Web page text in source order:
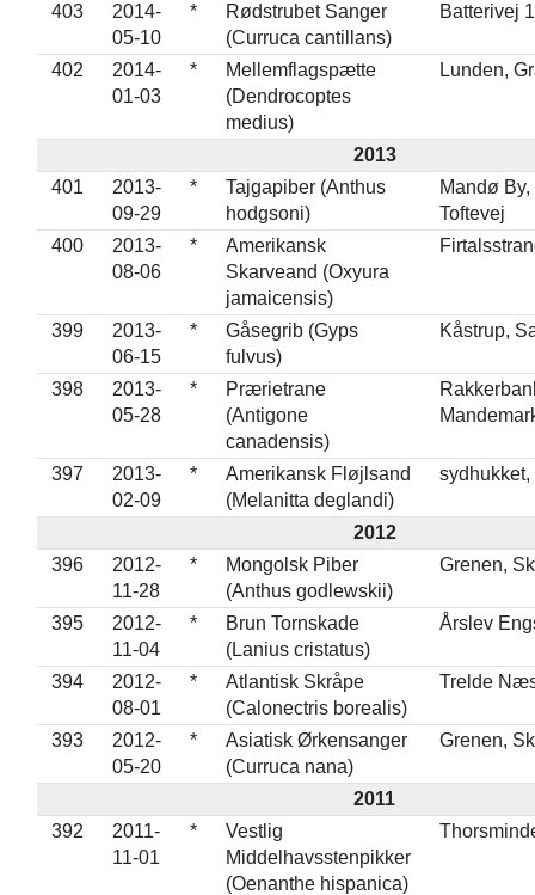
403
2014-
05-10
*
Rødstrubet Sanger
(Curruca cantillans)
Batterivej
402
2014-
01-03
*
Mellemflagspætte
(Dendrocoptes
medius)
Lunden,
2013
401
2013-
09-29
*
Tajgapiber (Anthus
hodgsoni)
Mandø
Toftevej
400
2013-
08-06
*
Amerikansk
Skarveand (Oxyura
jamaicensis)
399
2013-
06-15
*
Gåsegrib (Gyps
fulvus)
Kåstrup,
398
2013-
05-28
*
Prærietrane
(Antigone
canadensis)
397
2013-
02-09
*
Amerikansk Fløjlsand
(Melanitta deglandi)
2012
396
2012-
11-28
*
Mongolsk Piber
(Anthus godlewskii)
Grenen,
395
2012-
11-04
*
Brun Tornskade
(Lanius cristatus)
Årslev
394
2012-
08-01
*
Atlantisk Skråpe
(Calonectris borealis)
Trelde
393
2012-
05-20
*
Asiatisk Ørkensanger
(Curruca nana)
Grenen,
2011
392
2011-
11-01
*
Vestlig
Middelhavsstenpikker
(Oenanthe hispanica)